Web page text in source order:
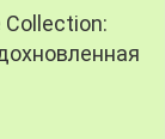
Collection: